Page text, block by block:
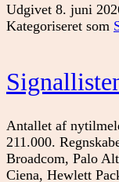
Udgivet 8. juni
Kategoriseret som
Antallet af
211.000.
Broadcom, Palo
Ciena, Hewlett